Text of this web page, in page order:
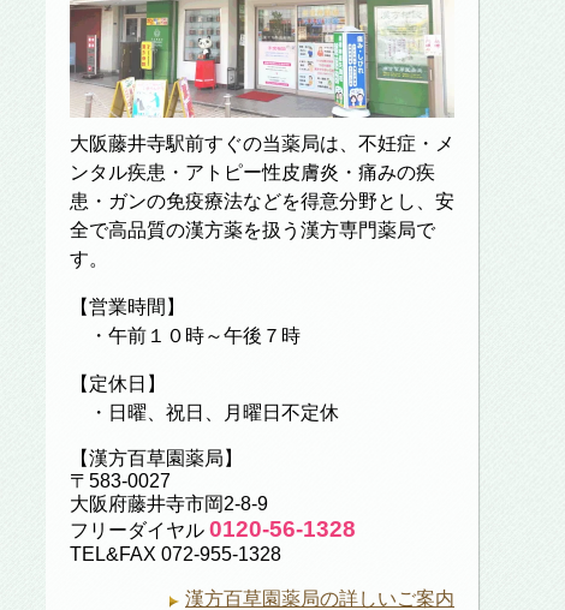
大阪藤井寺駅前すぐの当薬局は、不妊症・メ
ンタル疾患・アトピー性皮膚炎・痛みの疾
患・ガンの免疫療法などを得意分野とし、安
全で高品質の漢方薬を扱う漢方専門薬局で
す。
【営業時間】
・午前１０時～午後７時
【定休日】
・日曜、祝日、月曜日不定休
【漢方百草園薬局】
〒583-0027
大阪府藤井寺市岡2-8-9
フリーダイヤル 0120-56-1328
TEL&FAX 072-955-1328
漢方百草園薬局の詳しいご案内